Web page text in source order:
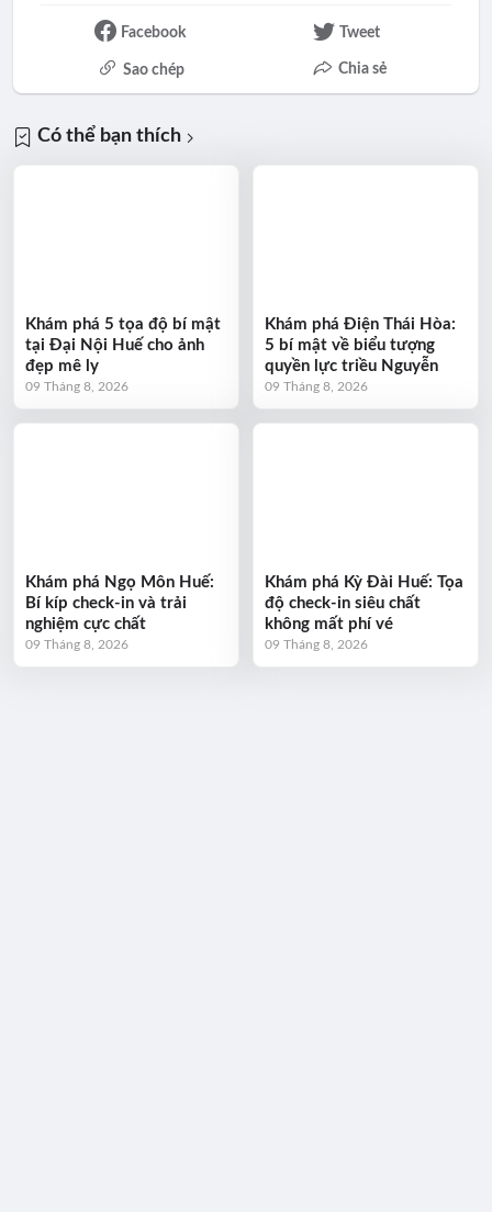
Facebook Tweet
Sao chép Chia sẻ
Có thể bạn thích
Khám phá 5 tọa độ bí mật
tại Đại Nội Huế cho ảnh
đẹp mê ly
09 Tháng 8, 2026
Khám phá Điện Thái Hòa:
5 bí mật về biểu tượng
quyền lực triều Nguyễn
09 Tháng 8, 2026
Khám phá Ngọ Môn Huế:
Bí kíp check-in và trải
nghiệm cực chất
09 Tháng 8, 2026
Khám phá Kỳ Đài Huế: Tọa
độ check-in siêu chất
không mất phí vé
09 Tháng 8, 2026